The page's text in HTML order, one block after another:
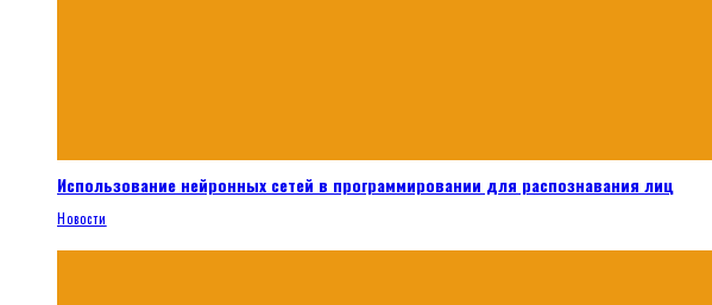
Использование нейронных сетей в программировании для распознавания лиц
Новости